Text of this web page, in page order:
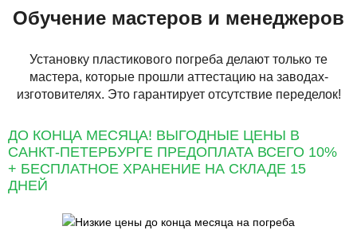
Обучение мастеров и менеджеров
Установку пластикового погреба делают только те
мастера, которые прошли аттестацию на заводах-
изготовителях. Это гарантирует отсутствие переделок!
ДО КОНЦА МЕСЯЦА! ВЫГОДНЫЕ ЦЕНЫ В
САНКТ-ПЕТЕРБУРГЕ ПРЕДОПЛАТА ВСЕГО 10%
+ БЕСПЛАТНОЕ ХРАНЕНИЕ НА СКЛАДЕ 15
ДНЕЙ